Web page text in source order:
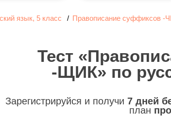
язык, 5 класс Правописание суффиксов
Тест
-ЩИК» по
Зарегистрируйся и получи 7 дней
план